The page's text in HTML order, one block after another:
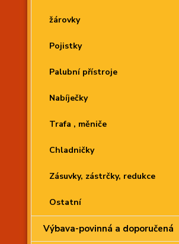
žárovky
Pojistky
Palubní přístroje
Nabíječky
Trafa , měniče
Chladničky
Zásuvky, zástrčky, redukce
Ostatní
Výbava-povinná a doporučená